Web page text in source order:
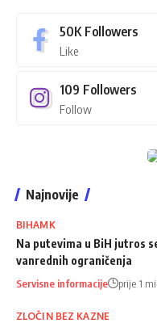
50K Followers
Like
109 Followers
Follow
Najnovije
BIHAMK
Na putevima u BiH jutros
vanrednih ograničenja
Servisne informacije prije 1
ZLOČIN BEZ KAZNE